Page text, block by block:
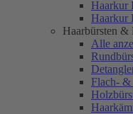
Haarkur
Haarkur
Haarbürsten &
Alle
Flach- &